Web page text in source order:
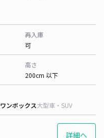
再入庫
可
高さ
200cm 以下
ワンボックス大型車・SUV
詳細へ